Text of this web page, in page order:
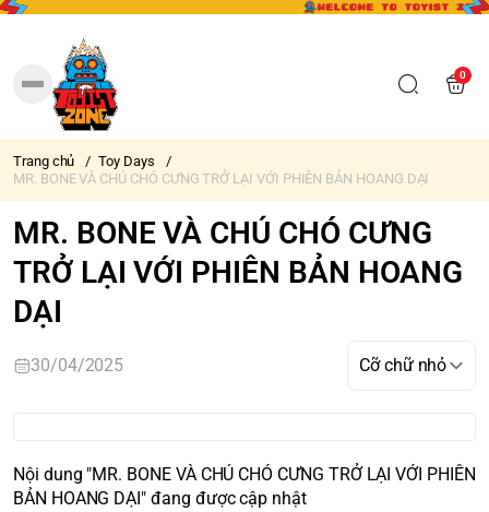
0
Trang chủ / Toy Days
/
MR. BONE VÀ CHÚ CHÓ CƯNG TRỞ LẠI VỚI PHIÊN BẢN HOANG DẠI
MR. BONE VÀ CHÚ CHÓ CƯNG
TRỞ LẠI VỚI PHIÊN BẢN HOANG
DẠI
30/04/2025
Nội dung "MR. BONE VÀ CHÚ CHÓ CƯNG TRỞ LẠI VỚI PHIÊN
BẢN HOANG DẠI" đang được cập nhật